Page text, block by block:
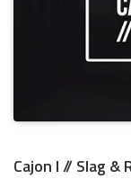
Cajon I // Slag